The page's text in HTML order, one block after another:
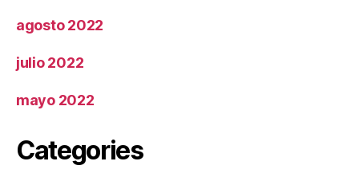
agosto 2022
julio 2022
mayo 2022
Categories